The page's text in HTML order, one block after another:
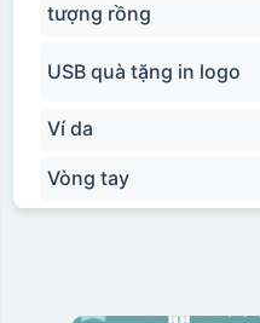
Hộp xi bình giữ nhiệt
tượng rồng
USB quà tặng in logo
Ví da
Vòng tay